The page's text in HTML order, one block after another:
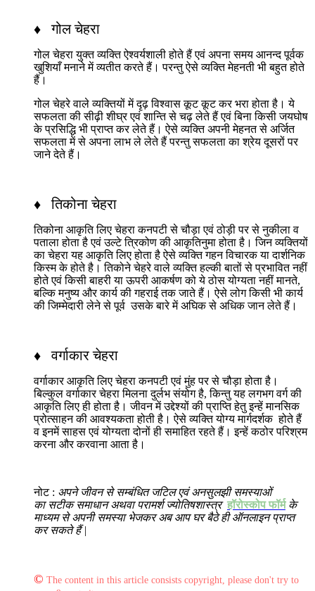
♦ गोल चेहरा
गोल चेहरा युक्त व्यक्ति ऐश्वर्यशाली होते हैं एवं अपना समय आनन्द पूर्वक
खुशियाँ मनाने में व्यतीत करते हैं। परन्तु ऐसे व्यक्ति मेहनती भी बहुत होते
हैं।
गोल चेहरे वाले व्यक्तियों में दृढ़ विश्वास कूट कूट कर भरा होता है। ये
सफलता की सीढ़ी शीघ्र एवं शान्ति से चढ़ लेते हैं एवं बिना किसी जयघोष
के प्रसिद्धि भी प्राप्त कर लेते हैं। ऐसे व्यक्ति अपनी मेहनत से अर्जित
सफलता में से अपना लाभ ले लेते हैं परन्तु सफलता का श्रेय दूसरों पर
जाने देते हैं।
♦ तिकोना चेहरा
तिकोना आकृति लिए चेहरा कनपटी से चौड़ा एवं ठोड़ी पर से नुकीला व
पताला होता है एवं उल्टे त्रिकोण की आकृतिनुमा होता है। जिन व्यक्तियों
का चेहरा यह आकृति लिए होता है ऐसे व्यक्ति गहन विचारक या दार्शनिक
किस्म के होते है। तिकोने चेहरे वाले व्यक्ति हल्की बातों से प्रभावित नहीं
होते एवं किसी बाहरी या ऊपरी आकर्षण को ये ठोस योग्यता नहीं मानते,
बल्कि मनुष्य और कार्य की गहराई तक जाते हैं। ऐसे लोग किसी भी कार्य
की जिम्मेदारी लेने से पूर्व उसके बारे में अघिक से अधिक जान लेते हैं।
♦ वर्गाकार चेहरा
वर्गाकार आकृति लिए चेहरा कनपटी एवं मुंह पर से चौड़ा होता है।
बिल्कुल वर्गाकार चेहरा मिलना दुर्लभ संयोग है, किन्तु यह लगभग वर्ग की
आकृति लिए ही होता है। जीवन में उद्देश्यों की प्राप्ति हेतु इन्हें मानसिक
प्रोत्साहन की आवश्यकता होती है। ऐसे व्यक्ति योग्य मार्गदर्शक होते हैं
व इनमें साहस एवं योग्यता दोनों ही समाहित रहते हैं। इन्हें कठोर परिश्रम
करना और करवाना आता है।
नोट : अपने जीवन से सम्बंधित जटिल एवं अनसुलझी समस्याओं
का सटीक समाधान अथवा परामर्श ज्योतिषशास्त्र हॉरोस्कोप फॉर्म के
माध्यम से अपनी समस्या भेजकर अब आप घर बैठे ही ऑनलाइन प्राप्त
कर सकते हैं |
© The content in this article consists copyright, please don't try to